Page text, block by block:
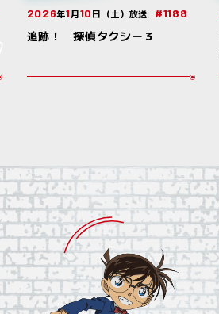
2026年1月10日（土）放送 #1188
追跡！ 探偵タクシー３